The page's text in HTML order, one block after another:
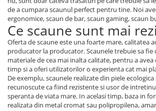
de a cumpara scaunul perfect pentru tine. Noi
ergonomice, scaun de bar, scaun gaming, scaun
Ce scaune sunt mai
Oferta de scaune este una foarte mare, calitatea
producator la producator. Scaunele trebuie sa fie
materiale de cea mai inalta calitate, pentru a
timp si a oferi utilizatorilor o experienta cat mai
De exemplu, scaunele realizate din piele
recunoscute ca fiind rezistente si usor de
speranta de viata mare. In acelasi timp, baza in
realizata din metal cromat sau polipropilena,